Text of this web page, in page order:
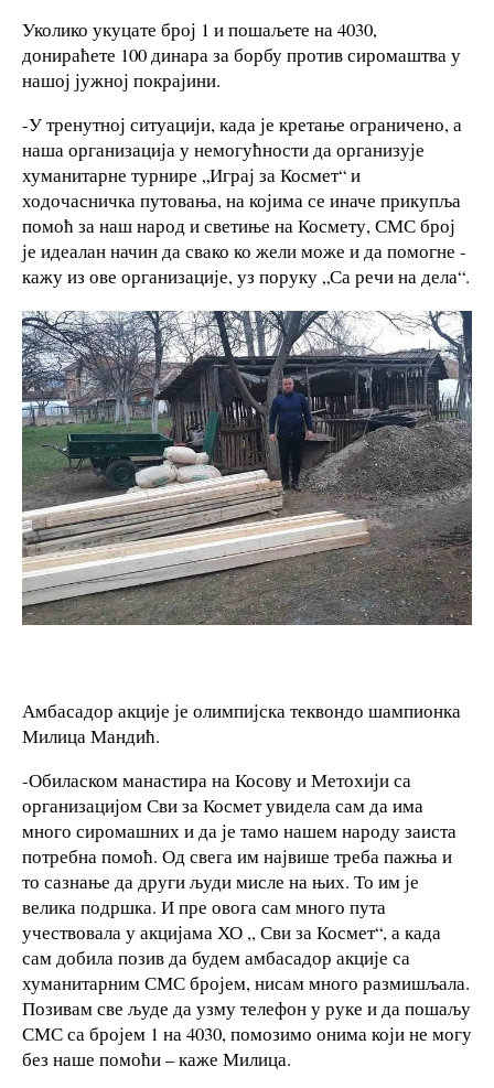
Уколико укуцате број 1 и пошаљете на 4030,
донираћете 100 динара за борбу против сиромаштва у
нашој јужној покрајини.
-У тренутној ситуацији, када је кретање ограничено, а
наша организација у немогућности да организује
хуманитарне турнире „Играј за Космет“ и
ходочасничка путовања, на којима се иначе прикупља
помоћ за наш народ и светиње на Космету, СМС број
је идеалан начин да свако ко жели може и да помогне -
кажу из ове организације, уз поруку „Са речи на дела“.
Амбасадор акције је олимпијска теквондо шампионка
Милица Мандић.
-Обиласком манастира на Косову и Метохији са
организацијом Сви за Космет увидела сам да има
много сиромашних и да је тамо нашем народу заиста
потребна помоћ. Од свега им највише треба пажња и
то сазнање да други људи мисле на њих. То им је
велика подршка. И пре овога сам много пута
учествовала у акцијама ХО ,, Сви за Космет“, а када
сам добила позив да будем амбасадор акције са
хуманитарним СМС бројем, нисам много размишљала.
Позивам све људе да узму телефон у руке и да пошаљу
СМС са бројем 1 на 4030, помозимо онима који не могу
без наше помоћи – каже Милица.